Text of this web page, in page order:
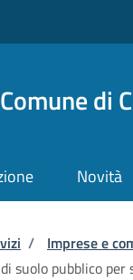
Comune di
Novità
di
/ Imprese e
suolo pubblico